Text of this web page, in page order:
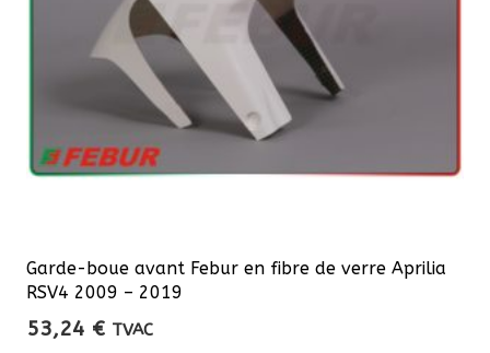
Garde-boue avant Febur en fibre de verre Aprilia
RSV4 2009 – 2019
53,24 € TVAC